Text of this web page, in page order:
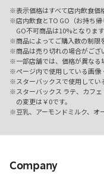
表示価格はすべて店内飲食価
店内飲食とTO GO（お持ち
GO不可商品は10%となります
商品によってご購入数の制限
商品は売り切れの場合がござ
一部店舗では、価格が異なる
ページ内で使用している画像
スターバックスで使用してい
スターバックス ラテ、カフ
の変更は￥0です。
豆乳、アーモンドミルク、オ
Company